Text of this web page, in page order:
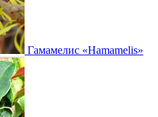
Гамамелис «Hamamelis»